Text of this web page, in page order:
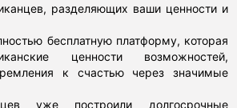
разделяющих ваши ценности и
бесплатную платформу, которая
ценности возможностей,
к счастью через значимые
уже построили долгосрочные